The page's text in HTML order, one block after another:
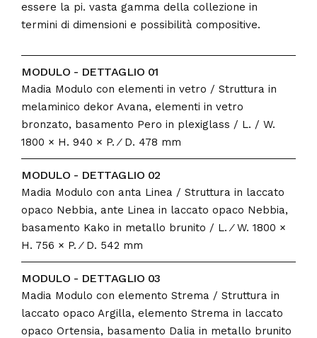
essere la pi. vasta gamma della collezione in
termini di dimensioni e possibilità compositive.
MODULO - DETTAGLIO 01
Madia Modulo con elementi in vetro / Struttura in
melaminico dekor Avana, elementi in vetro
bronzato, basamento Pero in plexiglass / L. / W.
1800 × H. 940 × P. ⁄ D. 478 mm
MODULO - DETTAGLIO 02
Madia Modulo con anta Linea / Struttura in laccato
opaco Nebbia, ante Linea in laccato opaco Nebbia,
basamento Kako in metallo brunito / L. ⁄ W. 1800 ×
H. 756 × P. ⁄ D. 542 mm
MODULO - DETTAGLIO 03
Madia Modulo con elemento Strema / Struttura in
laccato opaco Argilla, elemento Strema in laccato
opaco Ortensia, basamento Dalia in metallo brunito